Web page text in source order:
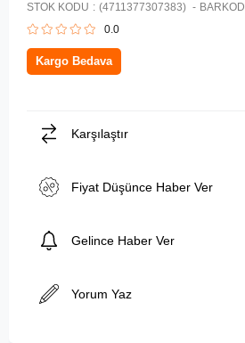
STOK KODU (4711377307383) BARKOD
0.0
Kargo Bedava
Karşılaştır
Fiyat Düşünce Haber Ver
Gelince Haber Ver
Yorum Yaz